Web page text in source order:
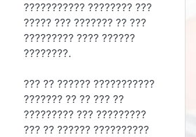
??????????? ???????? ???
????? ??? ??????? ?? ???
????????? ???? ??????
????????.
??? ?? ?????? ???????????
??????? ?? ?? ??? ??
????????? ??? ?????????
??? ?? ?????? ??????????